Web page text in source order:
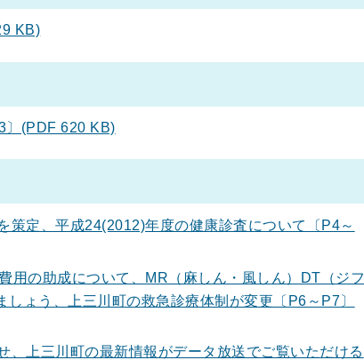
KB)
〕(PDF 620 KB)
策定、平成24(2012)年度の健康診査について〔P4～
用の助成について、MR（麻しん・風しん）DT（ジ
ょう、上三川町の救急診療体制が変更〔P6～P7〕
、上三川町の最新情報がデータ放送でご覧いただける